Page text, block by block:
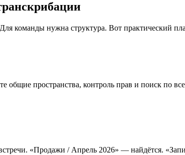
команды нужна структура. Вот практический
общие пространства, контроль прав и поиск по
«Продажи / Апрель 2026» — найдётся.